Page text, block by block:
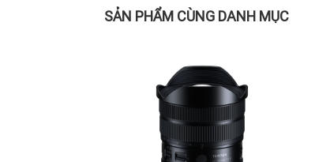
SẢN PHẨM CÙNG DANH MỤC